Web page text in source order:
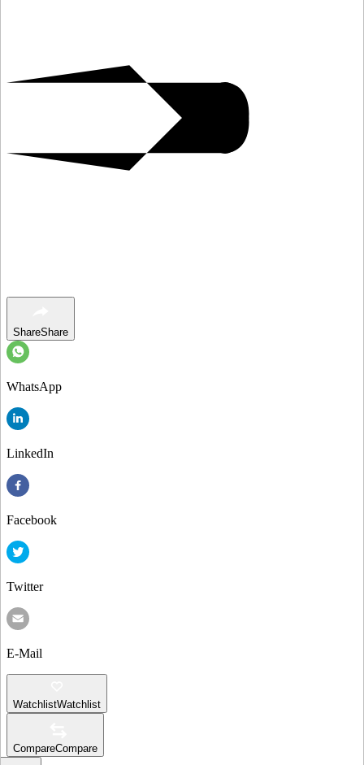
ShareShare
WhatsApp
LinkedIn
Facebook
Twitter
E-Mail
WatchlistWatchlist
CompareCompare